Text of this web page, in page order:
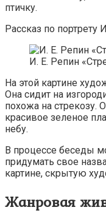
птичку.
Рассказ по портрету
И. Е. Репин
На этой картине
Она сидит на
похожа на стрекозу.
красивое зеленое
небу.
В процессе беседы
придумать свое
картине, скрытую
Жанровая